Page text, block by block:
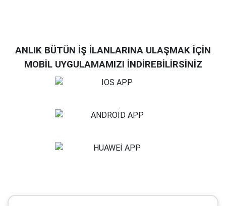
ANLIK BÜTÜN İŞ İLANLARINA ULAŞMAK İÇİN
MOBİL UYGULAMAMIZI İNDİREBİLİRSİNİZ